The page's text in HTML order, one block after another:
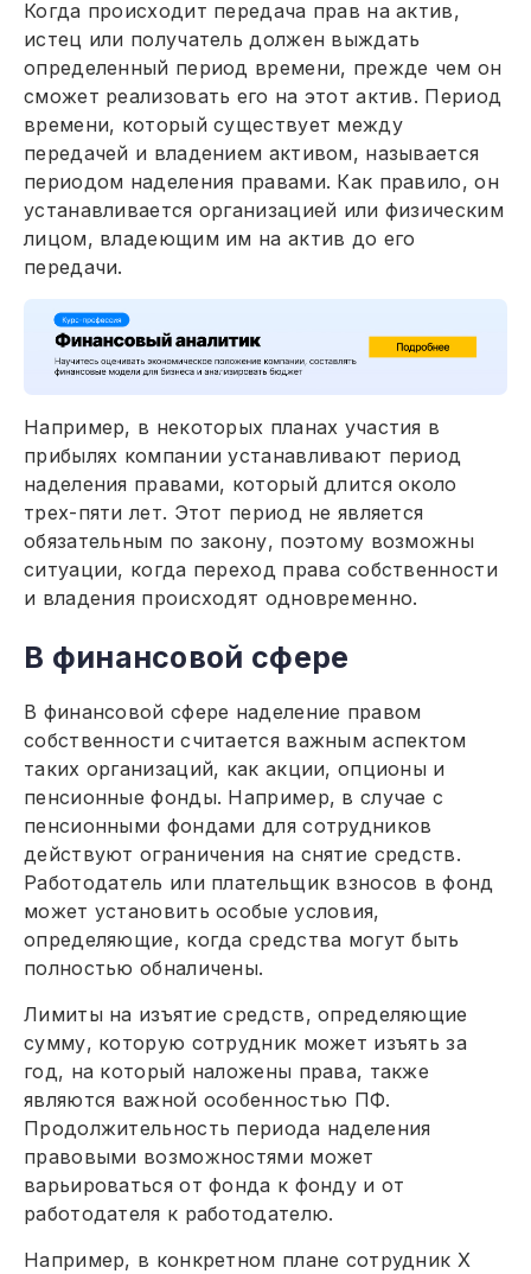
Когда происходит передача прав на актив,
истец или получатель должен выждать
определенный период времени, прежде чем он
сможет реализовать его на этот актив. Период
времени, который существует между
передачей и владением активом, называется
периодом наделения правами. Как правило, он
устанавливается организацией или физическим
лицом, владеющим им на актив до его
передачи.
Например, в некоторых планах участия в
прибылях компании устанавливают период
наделения правами, который длится около
трех-пяти лет. Этот период не является
обязательным по закону, поэтому возможны
ситуации, когда переход права собственности
и владения происходят одновременно.
В финансовой сфере
В финансовой сфере наделение правом
собственности считается важным аспектом
таких организаций, как акции, опционы и
пенсионные фонды. Например, в случае с
пенсионными фондами для сотрудников
действуют ограничения на снятие средств.
Работодатель или плательщик взносов в фонд
может установить особые условия,
определяющие, когда средства могут быть
полностью обналичены.
Лимиты на изъятие средств, определяющие
сумму, которую сотрудник может изъять за
год, на который наложены права, также
являются важной особенностью ПФ.
Продолжительность периода наделения
правовыми возможностями может
варьироваться от фонда к фонду и от
работодателя к работодателю.
Например, в конкретном плане сотрудник X